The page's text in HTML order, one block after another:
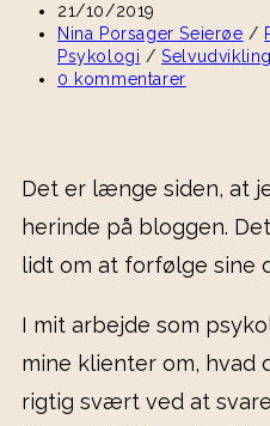
21/10/2019
Nina Porsager Seierøe /
Psykologi / Selvudvikling
0 kommentarer
Det er længe siden, at
herinde på bloggen.
lidt om at forfølge sine
I mit arbejde som
mine klienter om, hvad
rigtig svært ved at